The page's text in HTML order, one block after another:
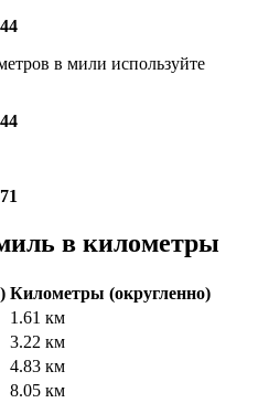
в мили используйте
в километры
Километры (округленно)
1.61 км
3.22 км
4.83 км
8.05 км